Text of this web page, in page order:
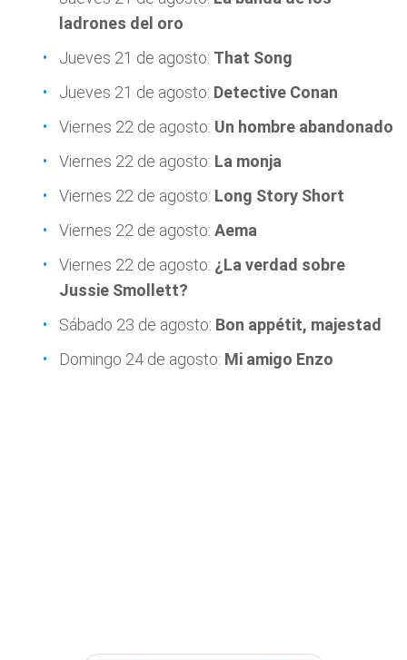
ladrones del oro
Jueves 21 de agosto: That Song
Jueves 21 de agosto: Detective Conan
Viernes 22 de agosto: Un hombre abandonado
Viernes 22 de agosto: La monja
Viernes 22 de agosto: Long Story Short
Viernes 22 de agosto: Aema
Viernes 22 de agosto: ¿La verdad sobre
Jussie Smollett?
Sábado 23 de agosto: Bon appétit, majestad
Domingo 24 de agosto: Mi amigo Enzo